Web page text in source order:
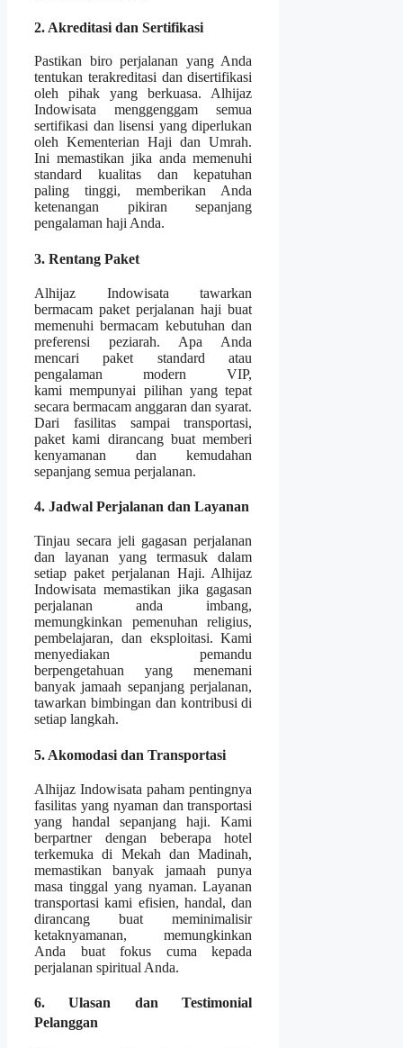
2. Akreditasi dan Sertifikasi
Pastikan biro perjalanan yang Anda
tentukan terakreditasi dan disertifikasi
oleh pihak yang berkuasa. Alhijaz
Indowisata menggenggam semua
sertifikasi dan lisensi yang diperlukan
oleh Kementerian Haji dan Umrah.
Ini memastikan jika anda memenuhi
standard kualitas dan kepatuhan
paling tinggi, memberikan Anda
ketenangan pikiran sepanjang
pengalaman haji Anda.
3. Rentang Paket
Alhijaz Indowisata tawarkan
bermacam paket perjalanan haji buat
memenuhi bermacam kebutuhan dan
preferensi peziarah. Apa Anda
mencari paket standard atau
pengalaman modern VIP,
kami mempunyai pilihan yang tepat
secara bermacam anggaran dan syarat.
Dari fasilitas sampai transportasi,
paket kami dirancang buat memberi
kenyamanan dan kemudahan
sepanjang semua perjalanan.
4. Jadwal Perjalanan dan Layanan
Tinjau secara jeli gagasan perjalanan
dan layanan yang termasuk dalam
setiap paket perjalanan Haji. Alhijaz
Indowisata memastikan jika gagasan
perjalanan anda imbang,
memungkinkan pemenuhan religius,
pembelajaran, dan eksploitasi. Kami
menyediakan pemandu
berpengetahuan yang menemani
banyak jamaah sepanjang perjalanan,
tawarkan bimbingan dan kontribusi di
setiap langkah.
5. Akomodasi dan Transportasi
Alhijaz Indowisata paham pentingnya
fasilitas yang nyaman dan transportasi
yang handal sepanjang haji. Kami
berpartner dengan beberapa hotel
terkemuka di Mekah dan Madinah,
memastikan banyak jamaah punya
masa tinggal yang nyaman. Layanan
transportasi kami efisien, handal, dan
dirancang buat meminimalisir
ketaknyamanan, memungkinkan
Anda buat fokus cuma kepada
perjalanan spiritual Anda.
6. Ulasan dan Testimonial
Pelanggan